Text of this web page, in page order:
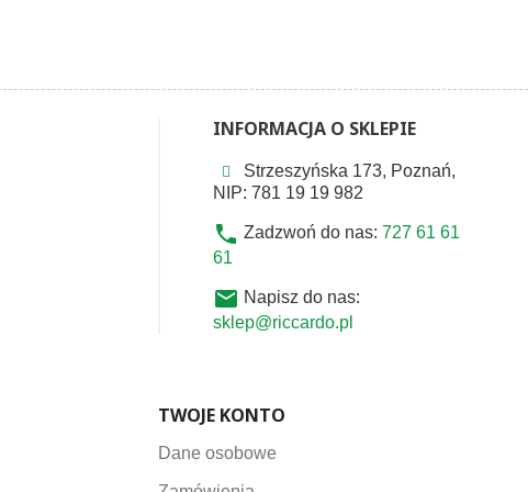
INFORMACJA O SKLEPIE
Strzeszyńska 173, Poznań,
NIP: 781 19 19 982
phone Zadzwoń do nas: 727 61 61
61
email Napisz do nas:
sklep@riccardo.pl
TWOJE KONTO
Dane osobowe